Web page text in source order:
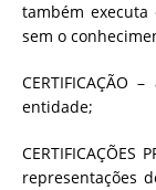
também
sem o
entidade;
CERTIFICAÇÕES
representações